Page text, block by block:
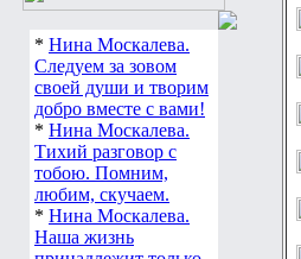
* Нина Москалева.
Следуем за зовом
своей души и творим
добро вместе с вами!
* Нина Москалева.
Тихий разговор с
тобою. Помним,
любим, скучаем.
* Нина Москалева.
Наша жизнь